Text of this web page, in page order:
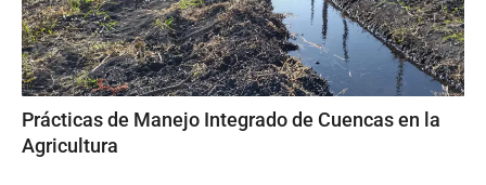
Prácticas de Manejo Integrado de Cuencas en la
Agricultura